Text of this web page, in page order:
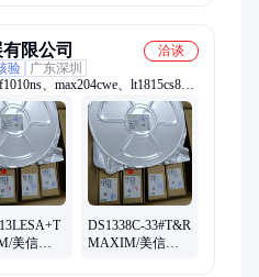
限公司
洽谈
验
广东深圳
、max204cwe、lt1815cs8、
max708scsa、zxfv202e5ta、
、集成电路、sp705cn-l/tr、
、ltc660cs8#pbf、
、ltc1274isw#pbf、
美信
DS1338C-33#T&R
MAXIM/美信